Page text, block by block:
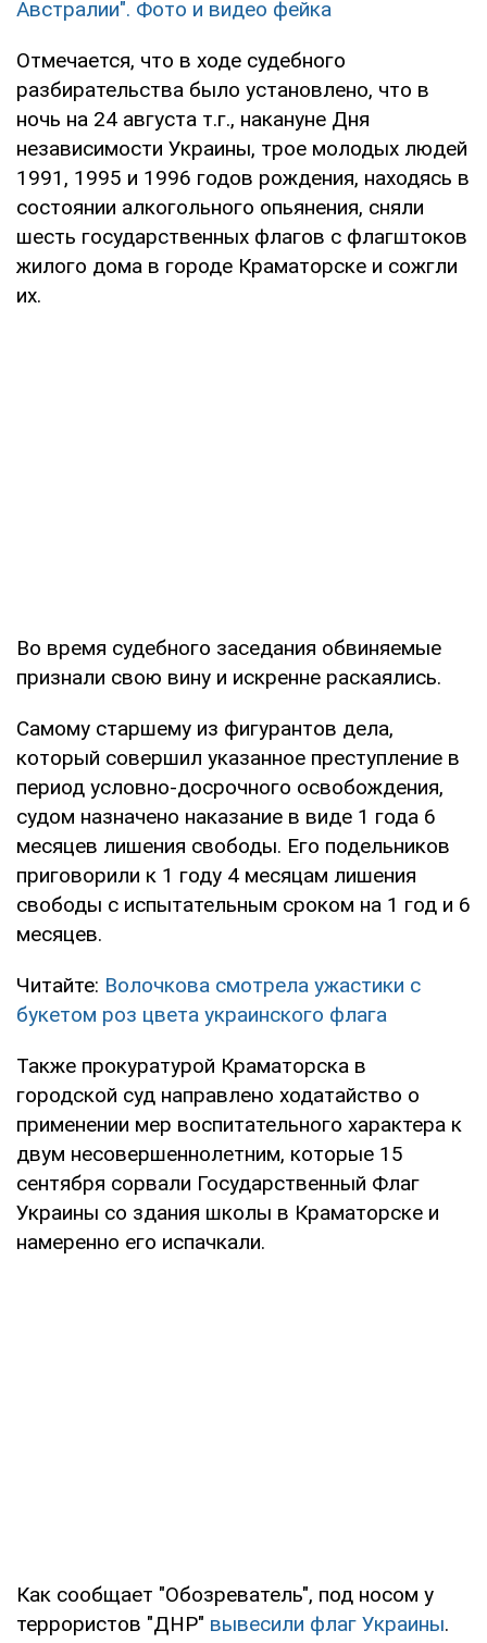
Австралии". Фото и видео фейка
Отмечается, что в ходе судебного
разбирательства было установлено, что в
ночь на 24 августа т.г., накануне Дня
независимости Украины, трое молодых людей
1991, 1995 и 1996 годов рождения, находясь в
состоянии алкогольного опьянения, сняли
шесть государственных флагов с флагштоков
жилого дома в городе Краматорске и сожгли
их.
Во время судебного заседания обвиняемые
признали свою вину и искренне раскаялись.
Самому старшему из фигурантов дела,
который совершил указанное преступление в
период условно-досрочного освобождения,
судом назначено наказание в виде 1 года 6
месяцев лишения свободы. Его подельников
приговорили к 1 году 4 месяцам лишения
свободы с испытательным сроком на 1 год и 6
месяцев.
Читайте: Волочкова смотрела ужастики с
букетом роз цвета украинского флага
Также прокуратурой Краматорска в
городской суд направлено ходатайство о
применении мер воспитательного характера к
двум несовершеннолетним, которые 15
сентября сорвали Государственный Флаг
Украины со здания школы в Краматорске и
намеренно его испачкали.
Как сообщает "Обозреватель", под носом у
террористов "ДНР" вывесили флаг Украины.